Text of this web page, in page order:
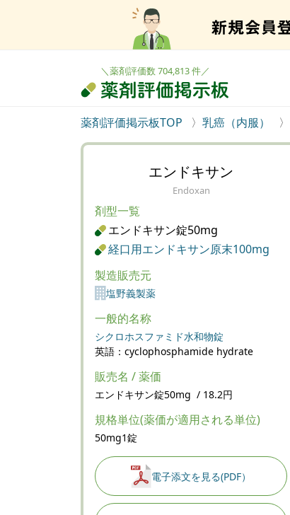
＼薬剤評価数 704,813 件／
薬剤評価掲示板TOP 乳癌（内服）
エンドキサン
Endoxan
剤型一覧
エンドキサン錠50mg
経口用エンドキサン原末100mg
製造販売元
塩野義製薬
一般的名称
シクロホスファミド水和物錠
英語：cyclophosphamide hydrate
販売名 / 薬価
エンドキサン錠50mg / 18.2円
規格単位(薬価が適用される単位)
50mg1錠
電子添文を見る(PDF）